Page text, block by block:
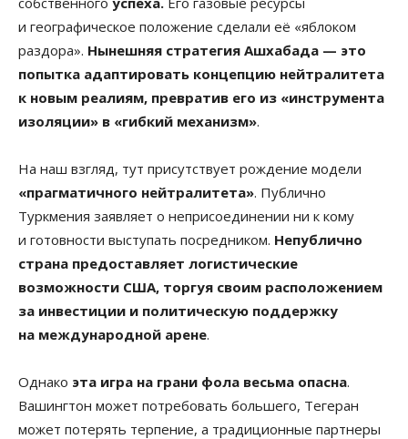
и географическое положение сделали её «яблоком
раздора». Нынешняя стратегия Ашхабада — это
попытка адаптировать концепцию нейтралитета
к новым реалиям, превратив его из «инструмента
изоляции» в «гибкий механизм».
На наш взгляд, тут присутствует рождение модели
«прагматичного нейтралитета». Публично
Туркмения заявляет о неприсоединении ни к кому
и готовности выступать посредником. Непублично
страна предоставляет логистические
возможности США, торгуя своим расположением
за инвестиции и политическую поддержку
на международной арене.
Однако эта игра на грани фола весьма опасна.
Вашингтон может потребовать большего, Тегеран
может потерять терпение, а традиционные партнеры